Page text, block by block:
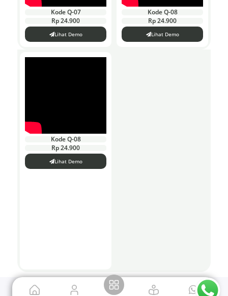
Kode Q-07
Rp 24.900
Lihat Demo
Kode Q-08
Rp 24.900
Lihat Demo
Kode Q-08
Rp 24.900
Lihat Demo